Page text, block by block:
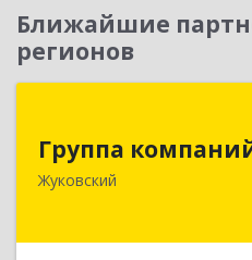
Ближайшие
регионов
Группа
Жуковский
140180, Московская